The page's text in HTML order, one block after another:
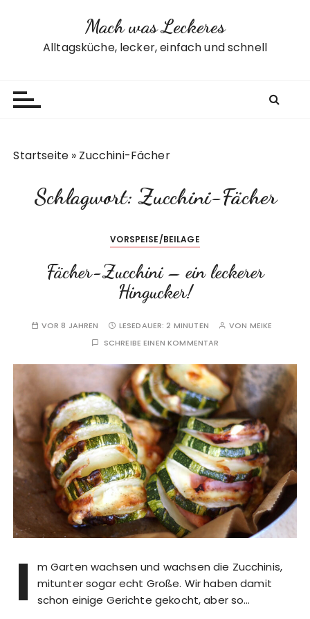
Mach was Leckeres
Alltagsküche, lecker, einfach und schnell
Startseite » Zucchini-Fächer
Schlagwort:Zucchini-Fächer
VORSPEISE/BEILAGE
Fächer-Zucchini – ein leckerer
Hingucker!
VOR 8 JAHREN LESEDAUER:2 MINUTEN VON MEIKE
SCHREIBE EINEN KOMMENTAR
I
m Garten wachsen und wachsen die Zucchinis,
mitunter sogar echt Große. Wir haben damit
schon einige Gerichte gekocht, aber so…